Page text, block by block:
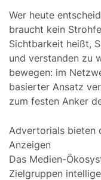
Wer heute
braucht kein
Sichtbarkeit heißt,
und verstanden zu
bewegen: im
basierter Ansatz
zum festen Anker
Advertorials bieten
Anzeigen
Das Medien-
Zielgruppen